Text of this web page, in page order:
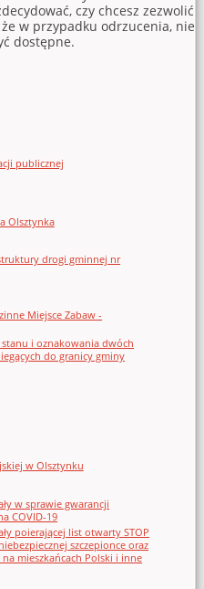
publicznej
Olsztynka
drogi gminnej nr
Miejsce Zabaw -
i oznakowania dwóch
do granicy gminy
w Olsztynku
w sprawie gwarancji
COVID-19
poierającej list otwarty STOP
szczepionce oraz
mieszkańcach Polski i inne
czy chcesz zezwolić
w przypadku odrzucenia, nie
dostępne.